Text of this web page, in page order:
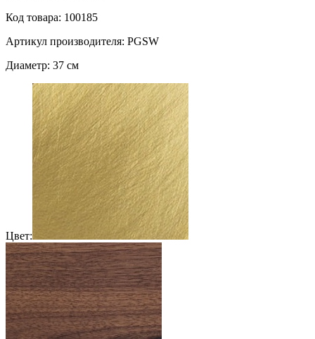
Код товара: 100185
Артикул производителя: PGSW
Диаметр: 37 см
Цвет: